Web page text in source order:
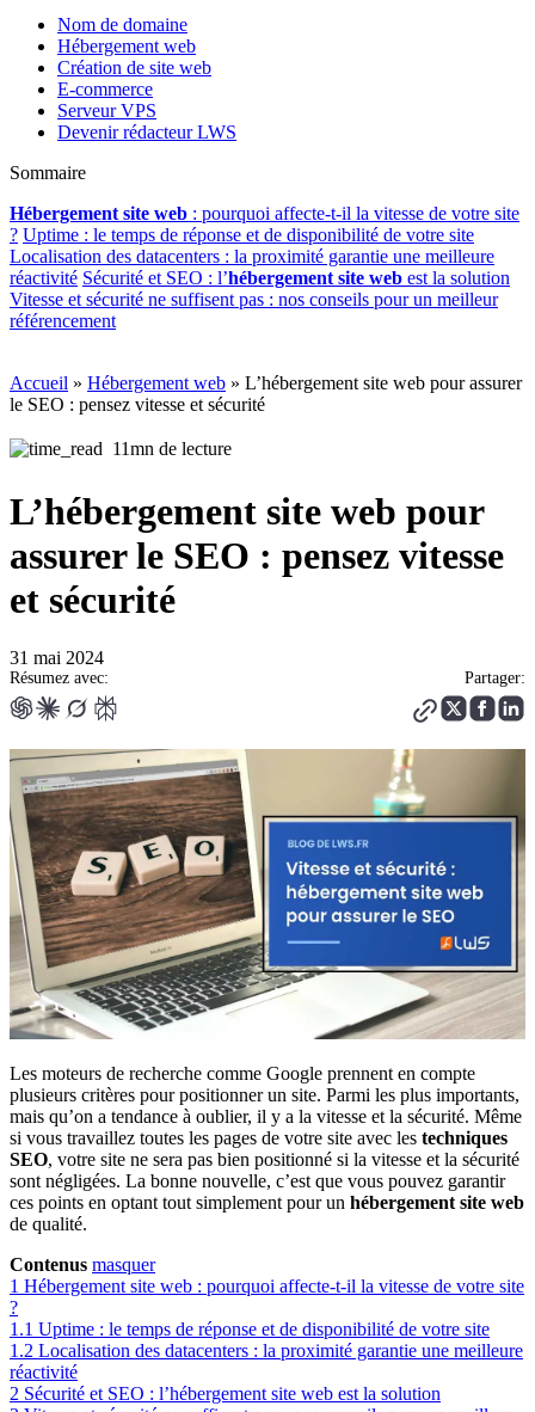
Nom de domaine
Hébergement web
Création de site web
E-commerce
Serveur VPS
Devenir rédacteur LWS
Sommaire
Hébergement site web : pourquoi affecte-t-il la vitesse de votre site
? Uptime : le temps de réponse et de disponibilité de votre site
Localisation des datacenters : la proximité garantie une meilleure
réactivité Sécurité et SEO : l’hébergement site web est la solution
Vitesse et sécurité ne suffisent pas : nos conseils pour un meilleur
référencement
Accueil » Hébergement web » L’hébergement site web pour assurer
le SEO : pensez vitesse et sécurité
11mn de lecture
L’hébergement site web pour
assurer le SEO : pensez vitesse
et sécurité
31 mai 2024
Résumez avec: Partager:
Les moteurs de recherche comme Google prennent en compte
plusieurs critères pour positionner un site. Parmi les plus importants,
mais qu’on a tendance à oublier, il y a la vitesse et la sécurité. Même
si vous travaillez toutes les pages de votre site avec les techniques
SEO, votre site ne sera pas bien positionné si la vitesse et la sécurité
sont négligées. La bonne nouvelle, c’est que vous pouvez garantir
ces points en optant tout simplement pour un hébergement site web
de qualité.
Contenus masquer
1 Hébergement site web : pourquoi affecte-t-il la vitesse de votre site
?
1.1 Uptime : le temps de réponse et de disponibilité de votre site
1.2 Localisation des datacenters : la proximité garantie une meilleure
réactivité
2 Sécurité et SEO : l’hébergement site web est la solution